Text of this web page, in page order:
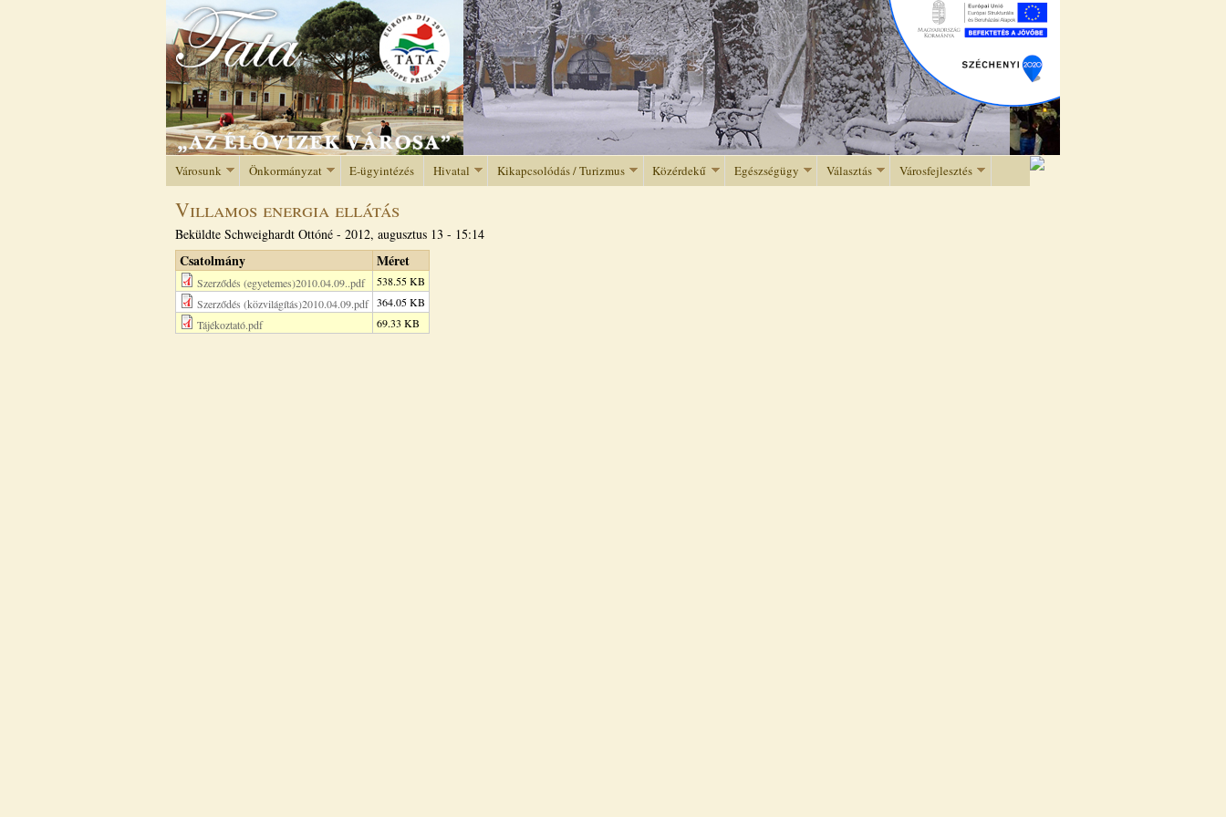
Jump to navigation
Városunk Önkormányzat E-ügyintézés Hivatal Kikapcsolódás / Turizmus Közérdekű Egészségügy Választás Városfejlesztés
Villamos energia ellátás
Beküldte Schweighardt Ottóné - 2012, augusztus 13 - 15:14
Csatolmány Méret
Szerződés (egyetemes)2010.04.09..pdf
538.55 KB
Szerződés (közvilágítás)2010.04.09.pdf 364.05 KB
Tájékoztató.pdf
69.33 KB